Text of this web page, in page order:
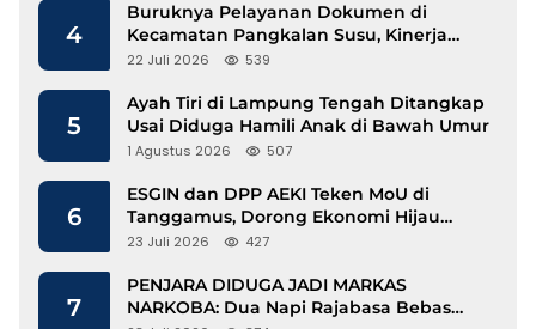
4
Buruknya Pelayanan Dokumen di
Kecamatan Pangkalan Susu, Kinerja
Disdukcapil Langkat Disorot
22 Juli 2026 539
5
Ayah Tiri di Lampung Tengah Ditangkap
Usai Diduga Hamili Anak di Bawah Umur
1 Agustus 2026 507
6
ESGIN dan DPP AEKI Teken MoU di
Tanggamus, Dorong Ekonomi Hijau
Berbasis Kopi dan Perdagangan Karbon
23 Juli 2026 427
7
PENJARA DIDUGA JADI MARKAS
NARKOBA: Dua Napi Rajabasa Bebas